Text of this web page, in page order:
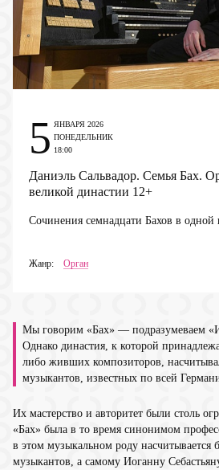
Даниэль Сальвадор. Семья Бах.
великой династии 12+
Сочинения семнадцати Бахов в одной
Жанр: Орган
5 ЯНВАРЯ 2026
ПОНЕДЕЛЬНИК
18:00
Мы говорим «Бах» — подразумеваем
Однако династия, к которой
либо живших композиторов,
музыкантов, известных по всей
Их мастерство и авторитет были столь
«Бах» была в то время синонимом
в этом музыкальном роду насчитывается
музыкантов, а самому Иоганну